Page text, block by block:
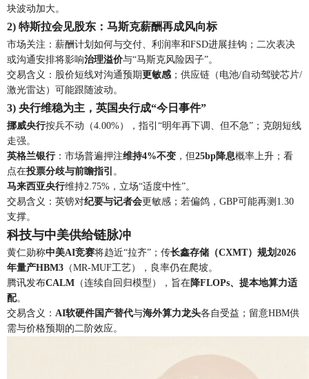
块波动加大。
2) 特斯拉会见股东：马斯克薪酬再成风向标
市场关注：薪酬计划如何与交付、利润率和FSD进展挂钩；二次表决
或沟通安排将影响治理溢价与“马斯克风险因子”。
交易含义：股价短线对沟通预期 更敏感 ；供应链（电池/自动驾驶芯片/
激光雷达）可能跟随波动。
3) 央行维稳为主，英国央行成“今日事件”
挪威央行按兵不动（4.00%），指引“明年再下调、但不急”；克朗短线
走强。
英格兰银行：市场普遍押注维持4%不变 ，但25bp降息概率上升；看
点在投票分歧与前瞻指引 。
马来西亚央行维持2.75%，立场“适度中性”。
交易含义：英镑对纪要与记者会更敏感；若偏鸽，GBP可能再测1.30
支撑。
科技与中美供给链脉冲
黄仁勋称中美AI竞赛将趋近“拉齐”；传长鑫存储（CXMT） 规划2026
年量产HBM3 （MR-MUF工艺），良率仍在爬坡。
腾讯发布CALM （连续自回归模型），旨在降FLOPs、提本地算力适
配。
交易含义： AI软硬件国产替代与海外算力龙头各自受益；留意HBM供
需与价格预期的二阶效应。